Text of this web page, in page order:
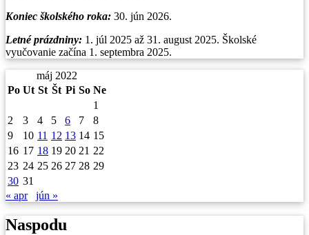
Koniec školského roka: 30. jún 2026.
Letné prázdniny: 1. júl 2025 až 31. august 2025. Školské
vyučovanie začína 1. septembra 2025.
máj 2022
Po Ut St Št Pi So Ne
1
2
3 4 5 6 7
8
9
10 11 12 13 14 15
16 17 18 19 20 21 22
23 24 25 26 27 28 29
30 31
« apr
jún »
Naspodu